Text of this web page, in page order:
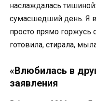
наслаждалась
сумасшедший день. Я
просто прямо горжусь
готовила, стирала,
«Влюбилась в
заявления